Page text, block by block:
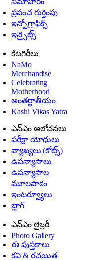
సమాహారం
ప్రపంచ గుర్తింపు
ఇన్ఫోగ్రాఫిక్స్
ఇన్సైట్స్
కేటగిరీలు
NaMo
Merchandise
Celebrating
Motherhood
అంతర్జాతీయం
Kashi Vikas Yatra
ఎన్ఎం ఆలోచనలు
పరీక్షా యోధులు
వ్యాఖ్యలు (కోట్స్)
ఉపన్యాసాలు
ఉపన్యాసాల
మూలపాఠం
ఇంటర్వ్యూలు
బ్లాగ్
ఎన్ఎం లైబ్రరీ
Photo Gallery
ఈ పుస్తకాలు
కవి & రచయిత